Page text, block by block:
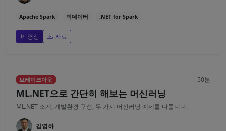
Apache Spark 빅데이터 .NET for Spark
영상 자료
브레이크아웃 50분
ML.NET으로 간단히 해보는 머신러닝
ML.NET 소개, 개발환경 구성, 두 가지 머신러닝 예제를 다룹니다.
김영하